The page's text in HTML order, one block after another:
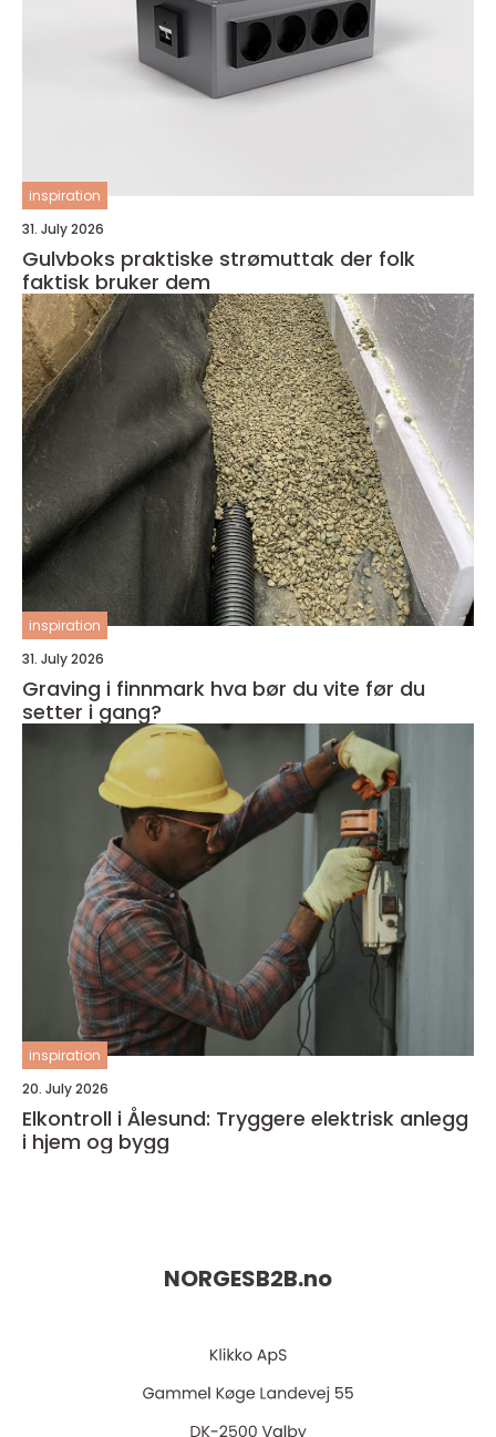
inspiration
31. July 2026
Gulvboks praktiske strømuttak der folk
faktisk bruker dem
inspiration
31. July 2026
Graving i finnmark hva bør du vite før du
setter i gang?
inspiration
20. July 2026
Elkontroll i Ålesund: Tryggere elektrisk anlegg
i hjem og bygg
NORGESB2B.no